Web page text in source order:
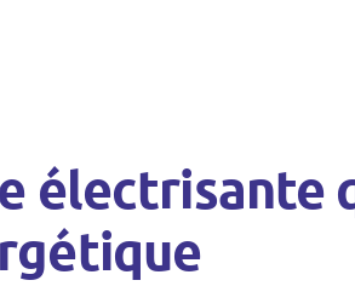
électrisante